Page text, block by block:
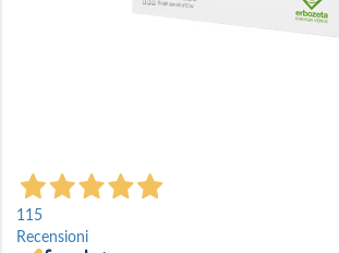
Vai
all'inizio
della
galleria
115
Recensioni